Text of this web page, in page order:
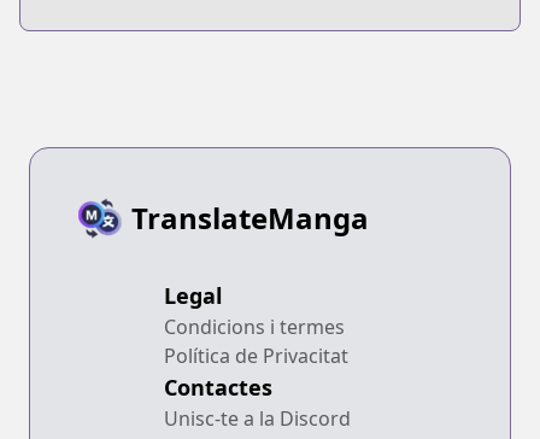
TranslateManga
Legal
Condicions i termes
Política de Privacitat
Contactes
Unisc-te a la Discord